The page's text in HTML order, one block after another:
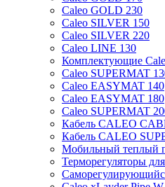
Caleo GOLD 230
Caleo SILVER 150
Caleo SILVER 220
Caleo LINE 130
Комплектующие
Caleo SUPERMAT
Caleo EASYMAT 140
Caleo EASYMAT 180
Caleo SUPERMAT
Кабель CALEO
Кабель CALEO
Мобильный теплый
Терморегуляторы